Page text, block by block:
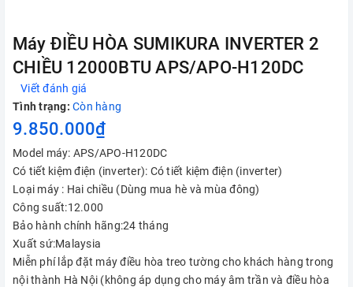
Máy ĐIỀU HÒA SUMIKURA INVERTER 2
CHIỀU 12000BTU APS/APO-H120DC
Viết đánh giá
Tình trạng: Còn hàng
9.850.000₫
Model máy: APS/APO-H120DC
Có tiết kiệm điện (inverter): Có tiết kiệm điện (inverter)
Loại máy : Hai chiều (Dùng mua hè và mùa đông)
Công suất:12.000
Bảo hành chính hãng:24 tháng
Xuất sứ:Malaysia
Miễn phí lắp đặt máy điều hòa treo tường cho khách hàng trong
nội thành Hà Nội (không áp dụng cho máy âm trần và điều hòa